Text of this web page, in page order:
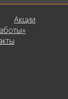
Акции